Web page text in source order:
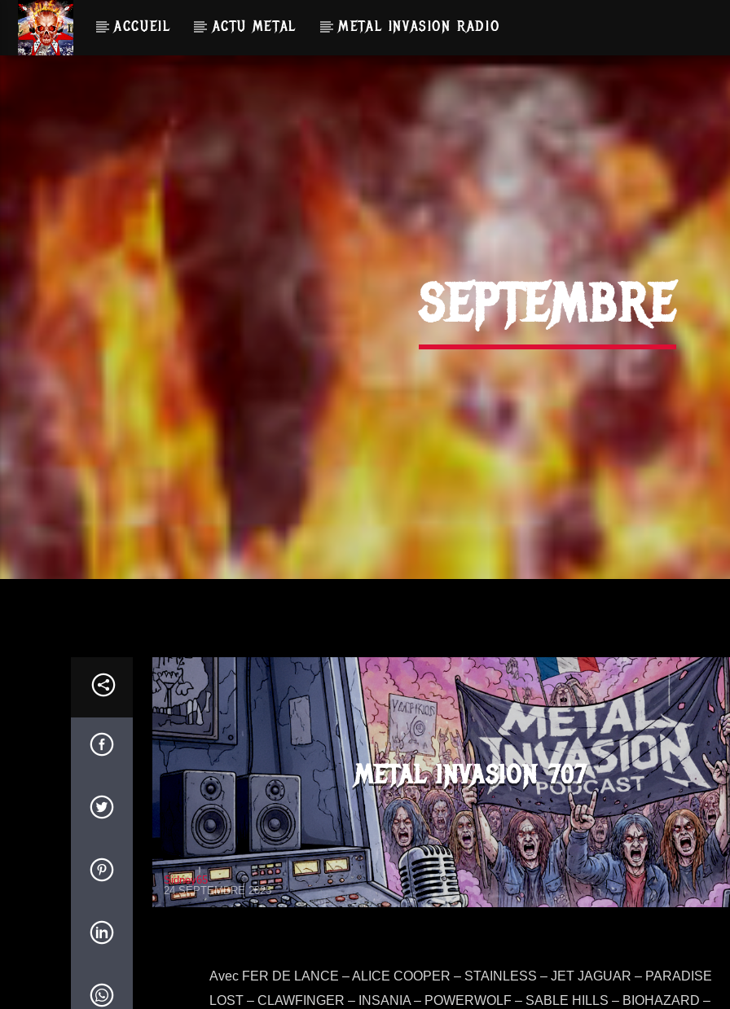
ACCUEIL ACTU METAL METAL INVASION RADIO
SEPTEMBRE
METAL INVASION 707
Sidney65
24 SEPTEMBRE 2025
Avec FER DE LANCE – ALICE COOPER – STAINLESS – JET JAGUAR – PARADISE
LOST – CLAWFINGER – INSANIA – POWERWOLF – SABLE HILLS – BIOHAZARD –